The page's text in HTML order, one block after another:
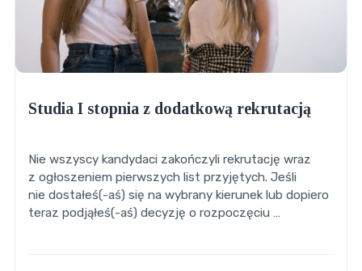
Studia I stopnia z dodatkową rekrutacją
Nie wszyscy kandydaci zakończyli rekrutację wraz
z ogłoszeniem pierwszych list przyjętych. Jeśli
nie dostałeś(-aś) się na wybrany kierunek lub dopiero
teraz podjąłeś(-aś) decyzję o rozpoczęciu …